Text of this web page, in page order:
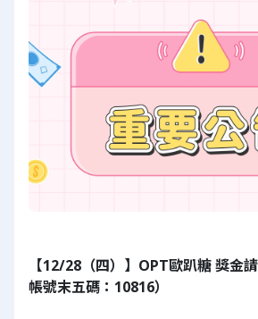
【12/28（四）】OPT歐趴糖 獎金
帳號末五碼：10816）